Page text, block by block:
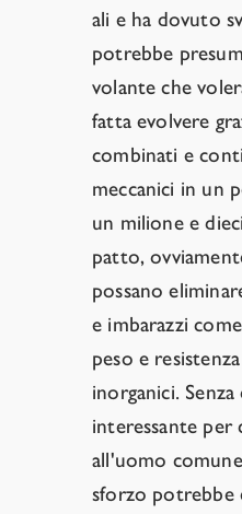
ali e ha dovuto
potrebbe
volante che
fatta evolvere
combinati e
meccanici in un
un milione e
patto,
possano
e imbarazzi
peso e
inorganici.
interessante per
all'uomo
sforzo potrebbe